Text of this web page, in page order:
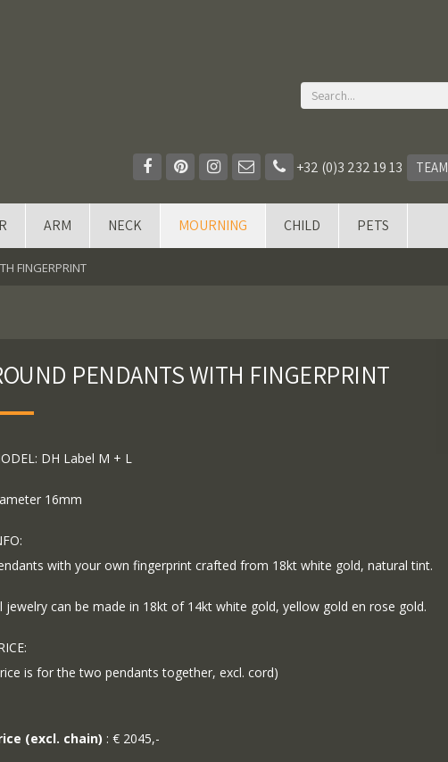
+32 (0)3 232 19 13 TEAM
ARM NECK MOURNING CHILD PETS
FINGERPRINT
PENDANTS WITH FINGERPRINT
DH Label M + L
16mm
with your own fingerprint crafted from 18kt white gold, natural tint.
jewelry can be made in 18kt of 14kt white gold, yellow gold en rose gold.
is for the two pendants together, excl. cord)
(excl. chain) : € 2045,-